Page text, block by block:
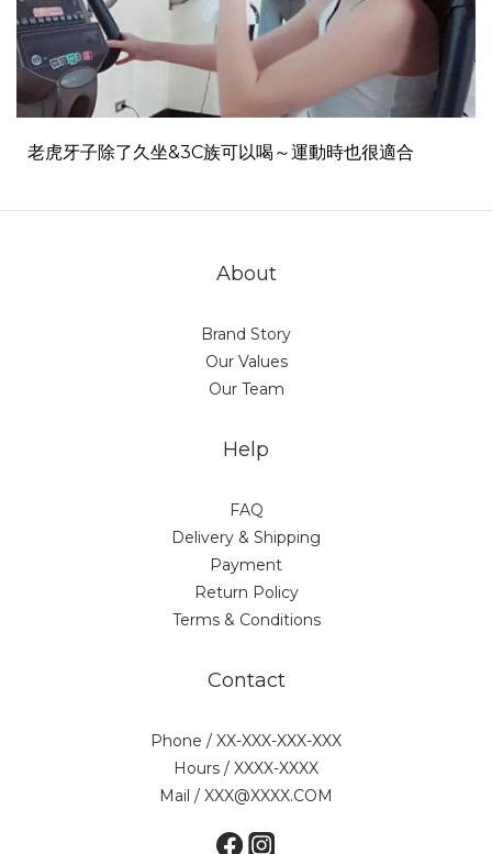
老虎牙子除了久坐&3C族可以喝～運動時也很適合
About
Brand Story
Our Values
Our Team
Help
FAQ
Delivery & Shipping
Payment
Return Policy
Terms & Conditions
Contact
Phone / XX-XXX-XXX-XXX
Hours / XXXX-XXXX
Mail / XXX@XXXX.COM